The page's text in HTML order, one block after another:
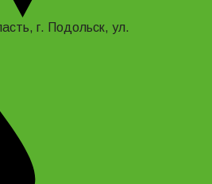
г. Подольск, ул.